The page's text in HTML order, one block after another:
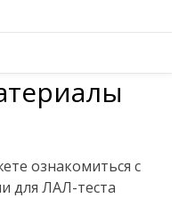
ознакомиться с
для ЛАЛ-теста